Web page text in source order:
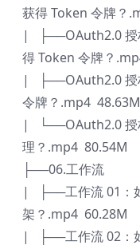
获得 Token 令牌？
| ├──OAuth2.0 授
得 Token 令牌？
| ├──OAuth2.0 授
令牌？.mp4 48.63M
| └──OAuth2.0 授
理？.mp4 80.54M
├──06.工作流
| ├──工作流 01：
架？.mp4 60.28M
| ├──工作流 02：